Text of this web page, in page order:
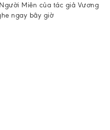
Miên của tác giả Vương
ngay bây giờ